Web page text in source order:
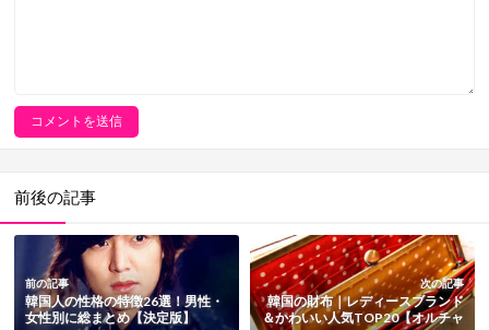
前後の記事
前の記事
韓国人の性格の特徴26選！男性・
女性別に総まとめ【決定版】
次の記事
韓国の財布｜レディースブランド
＆かわいい人気TOP20【オルチャ